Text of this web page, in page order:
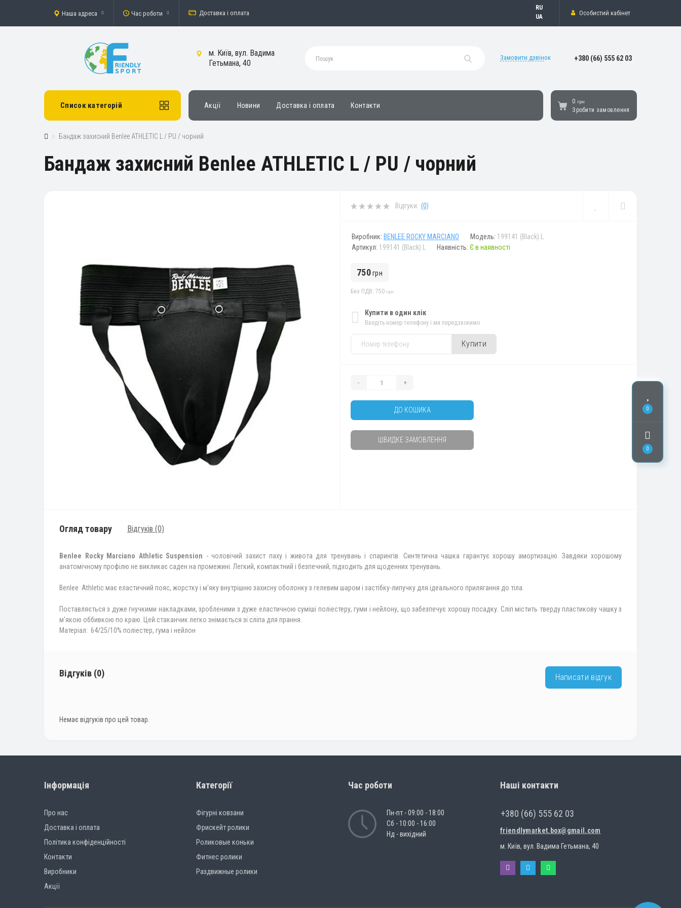
0
0
Наша адреса Час роботи Доставка і оплата
УкраїнськаОсобистий кабінет
м. Київ, вул. Вадима
Гетьмана, 40
Замовити дзвінок +380 (66) 555 62 03
Список категорій Акції Новини Доставка і оплата Контакти
0 грн
Зробити замовлення
Бандаж захисний Benlee ATHLETIC L / PU / чорний
Бандаж захисний Benlee ATHLETIC L / PU / чорний
Відгуки: (0)
Виробник: BENLEE ROCKY MARCIANO Модель: 199141 (Black) L
Артикул: 199141 (Black) L Наявність: Є в наявності
750грн
Без ПДВ: 750 грн
Купити в один клік
Введіть номер телефону і ми передзвонимо
Купити
- +
ДО КОШИКА
ШВИДКЕ ЗАМОВЛЕННЯ
Огляд товару Відгуків (0)
Benlee Rocky Marciano Athletic Suspension - чоловічий захист паху і живота для тренувань і спарингів. Синтетична чашка гарантує хорошу амортизацію. Завдяки хорошому
анатомічному профілю не викликає саден на промежині. Легкий, компактний і безпечний, підходить для щоденних тренувань.
Benlee Athletic має еластичний пояс, жорстку і м'яку внутрішню захисну оболонку з гелевим шаром і застібку-липучку для ідеального прилягання до тіла.
Поставляється з дуже гнучкими накладками, зробленими з дуже еластичною суміші поліестеру, гуми і нейлону, що забезпечує хорошу посадку. Сліп містить тверду пластикову чашку з
м'якою оббивкою по краю. Цей стаканчик легко знімається зі сліпа для прання.
Матеріал: 64/25/10% поліестер, гума і нейлон
Відгуків (0) Написати відгук
Немає відгуків про цей товар.
Інформація
Про нас
Доставка і оплата
Політика конфіденційності
Контакти
Виробники
Акції
Категорії
Фігурні ковзани
Фрискейт ролики
Роликовые коньки
Фитнес ролики
Раздвижные ролики
Час роботи
Пн-пт - 09:00 - 18:00
Сб - 10:00 - 16:00
Нд - вихідний
Наші контакти
+380 (66) 555 62 03
friendlymarket.box@gmail.com
м. Київ, вул. Вадима Гетьмана, 40